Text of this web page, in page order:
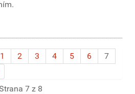
1 2 3 4 5 6
7
7 z 8